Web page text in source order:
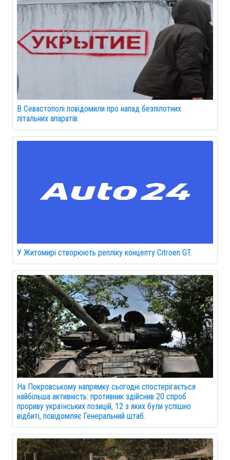
В Севастополі повідомили про напад безпілотних
літальних апаратів.
У Житомирі створюють репліку концепту Citroen GT.
На Покровському напрямку сьогодні спостерігається
найбільша активність: противник здійснив 20 спроб
прориву українських позицій, 12 з яких були успішно
відбиті, повідомляє Генеральний штаб.